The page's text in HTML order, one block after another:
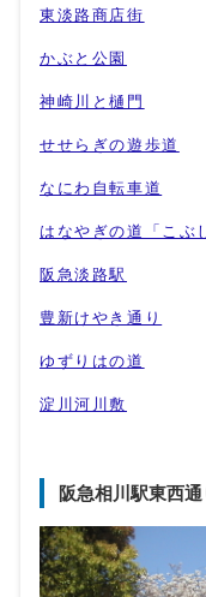
東淡路商店街
かぶと公園
神崎川と樋門
せせらぎの遊歩道
なにわ自転車道
はなやぎの道「こぶ
阪急淡路駅
豊新けやき通り
ゆずりはの道
淀川河川敷
阪急相川駅東西通